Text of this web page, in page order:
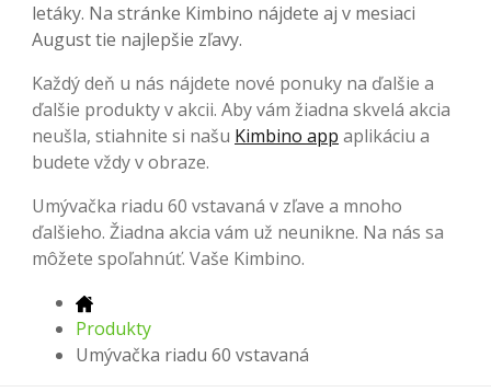
letáky. Na stránke Kimbino nájdete aj v mesiaci
August tie najlepšie zľavy.
Každý deň u nás nájdete nové ponuky na ďalšie a
ďalšie produkty v akcii. Aby vám žiadna skvelá akcia
neušla, stiahnite si našu Kimbino app aplikáciu a
budete vždy v obraze.
Umývačka riadu 60 vstavaná v zľave a mnoho
ďalšieho. Žiadna akcia vám už neunikne. Na nás sa
môžete spoľahnúť. Vaše Kimbino.
Produkty
Umývačka riadu 60 vstavaná